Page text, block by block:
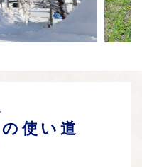
使い道